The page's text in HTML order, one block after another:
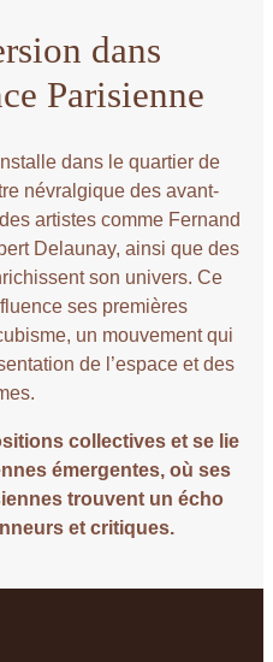
dans
Parisienne
dans le quartier de
névralgique des avant-
artistes comme Fernand
Delaunay, ainsi que des
son univers. Ce
ses premières
un mouvement qui
de l’espace et des
collectives et se lie
émergentes, où ses
trouvent un écho
et critiques.